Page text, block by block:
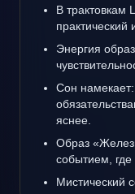
В трактовкам
практический
Энергия
Сон намекает:
яснее.
Образ
событием, где
Мистический